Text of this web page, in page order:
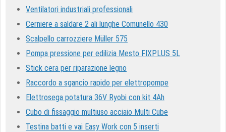
Ventilatori industriali professionali
Cerniere a saldare 2 ali lunghe Comunello 430
Scalpello carrozziere Müller 575
Pompa pressione per edilizia Mesto FIXPLUS 5L
Stick cera per riparazione legno
Raccordo a sgancio rapido per elettropompe
Elettrosega potatura 36V Ryobi con kit 4Ah
Cubo di fissaggio multiuso acciaio Multi Cube
Testina batti e vai Easy Work con 5 inserti